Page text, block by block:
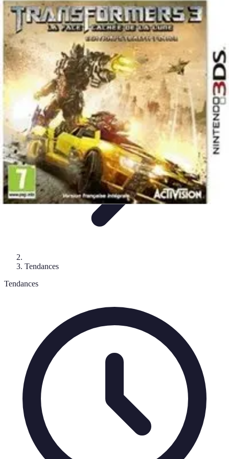
Univers Gamers
Tendances GamingÉquipement GamerGenres de
jeuxTendancesPsychologie et Sociologie
Univers Gamers
Tendances
Tendances